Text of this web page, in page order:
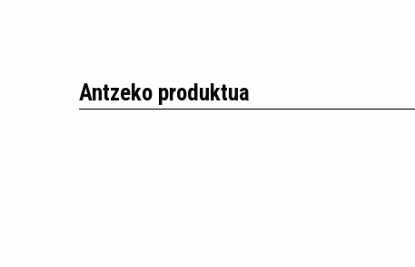
Antzeko produktua